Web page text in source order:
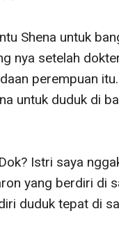
Shena untuk
nya setelah
perempuan
untuk duduk di
Istri saya
yang berdiri di
duduk tepat di